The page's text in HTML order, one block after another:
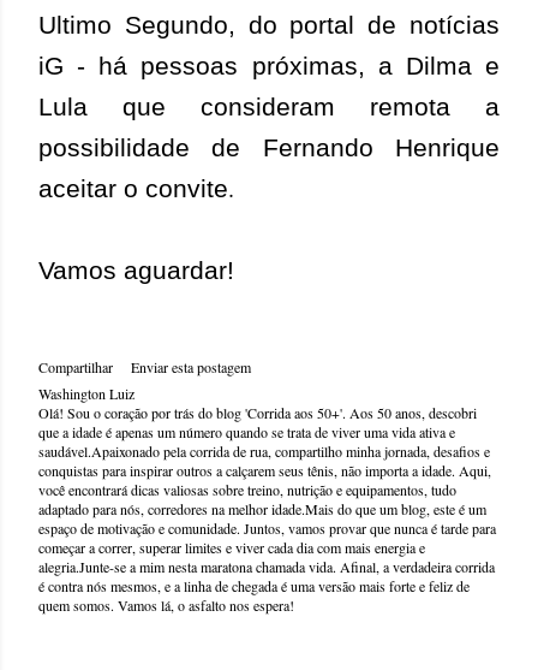
Ultimo Segundo, do portal de notícias
iG - há pessoas próximas, a Dilma e
Lula que consideram remota a
possibilidade de Fernando Henrique
aceitar o convite.
Vamos aguardar!
Compartilhar
Enviar esta postagem
Washington Luiz
Olá! Sou o coração por trás do blog 'Corrida aos 50+'. Aos 50 anos, descobri
que a idade é apenas um número quando se trata de viver uma vida ativa e
saudável.Apaixonado pela corrida de rua, compartilho minha jornada, desafios e
conquistas para inspirar outros a calçarem seus tênis, não importa a idade. Aqui,
você encontrará dicas valiosas sobre treino, nutrição e equipamentos, tudo
adaptado para nós, corredores na melhor idade.Mais do que um blog, este é um
espaço de motivação e comunidade. Juntos, vamos provar que nunca é tarde para
começar a correr, superar limites e viver cada dia com mais energia e
alegria.Junte-se a mim nesta maratona chamada vida. Afinal, a verdadeira corrida
é contra nós mesmos, e a linha de chegada é uma versão mais forte e feliz de
quem somos. Vamos lá, o asfalto nos espera!